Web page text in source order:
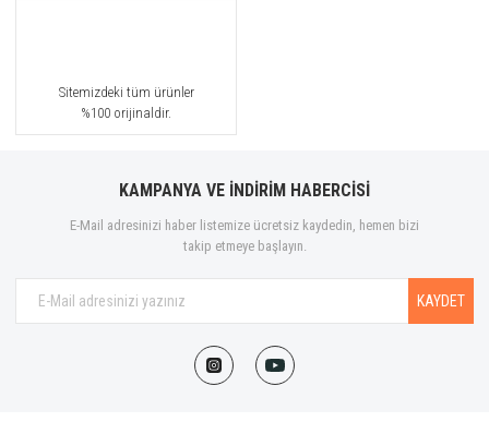
Sitemizdeki tüm ürünler
%100 orijinaldir.
KAMPANYA VE İNDİRİM HABERCİSİ
E-Mail adresinizi haber listemize ücretsiz kaydedin, hemen bizi
takip etmeye başlayın.
KAYDET